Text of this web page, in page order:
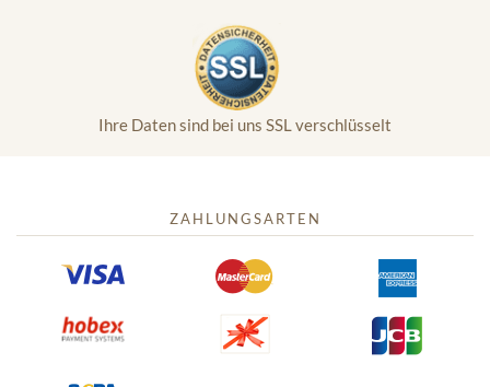
Ihre Daten sind bei uns SSL verschlüsselt
ZAHLUNGSARTEN